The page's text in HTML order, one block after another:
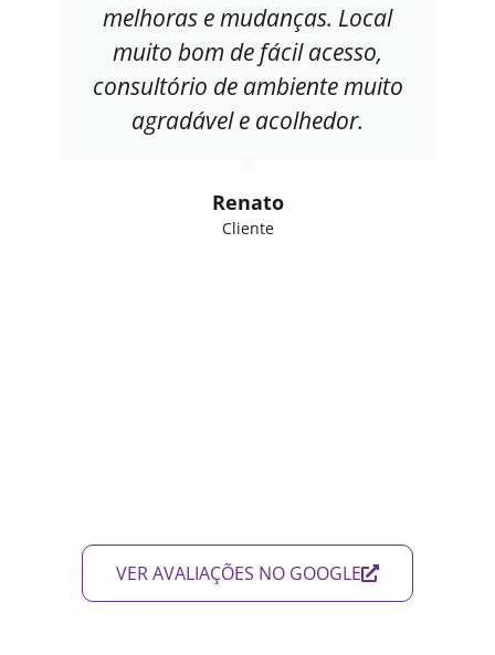
melhoras e mudanças. Local
muito bom de fácil acesso,
consultório de ambiente muito
agradável e acolhedor.
Renato
Cliente
VER AVALIAÇÕES NO GOOGLE